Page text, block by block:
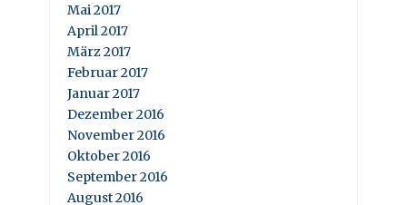
Mai 2017
April 2017
März 2017
Februar 2017
Januar 2017
Dezember 2016
November 2016
Oktober 2016
September 2016
August 2016